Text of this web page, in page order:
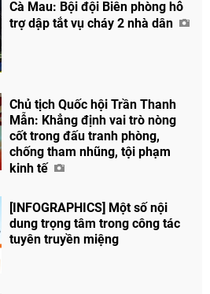
Cà Mau: Bội đội Biên phòng hỗ
trợ dập tắt vụ cháy 2 nhà dân
Chủ tịch Quốc hội Trần Thanh
Mẫn: Khẳng định vai trò nòng
cốt trong đấu tranh phòng,
chống tham nhũng, tội phạm
kinh tế
[INFOGRAPHICS] Một số nội
dung trọng tâm trong công tác
tuyên truyền miệng